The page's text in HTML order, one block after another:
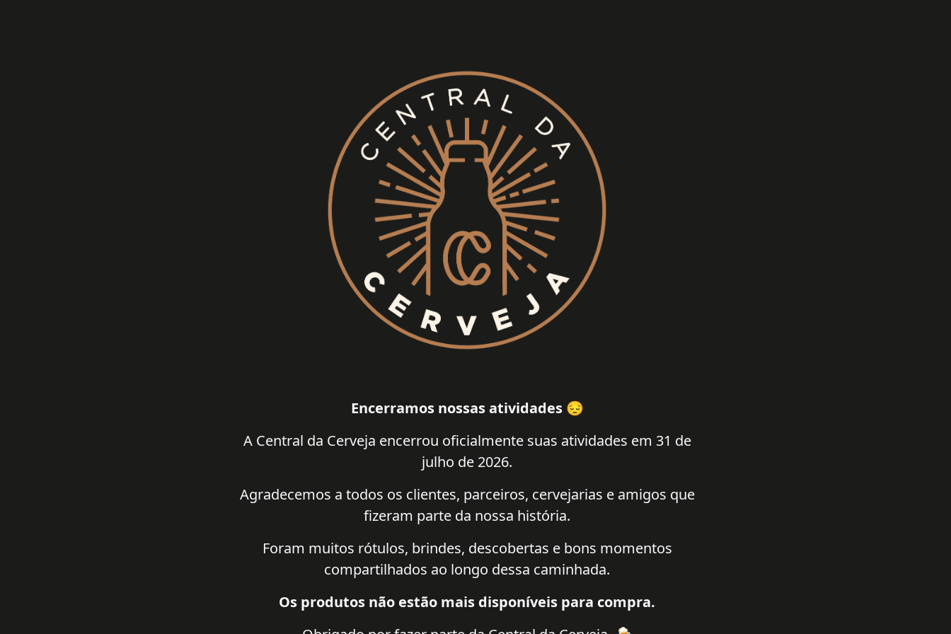
Encerramos nossas atividades 😔
A Central da Cerveja encerrou oficialmente suas atividades em 31 de
julho de 2026.
Agradecemos a todos os clientes, parceiros, cervejarias e amigos que
fizeram parte da nossa história.
Foram muitos rótulos, brindes, descobertas e bons momentos
compartilhados ao longo dessa caminhada.
Os produtos não estão mais disponíveis para compra.